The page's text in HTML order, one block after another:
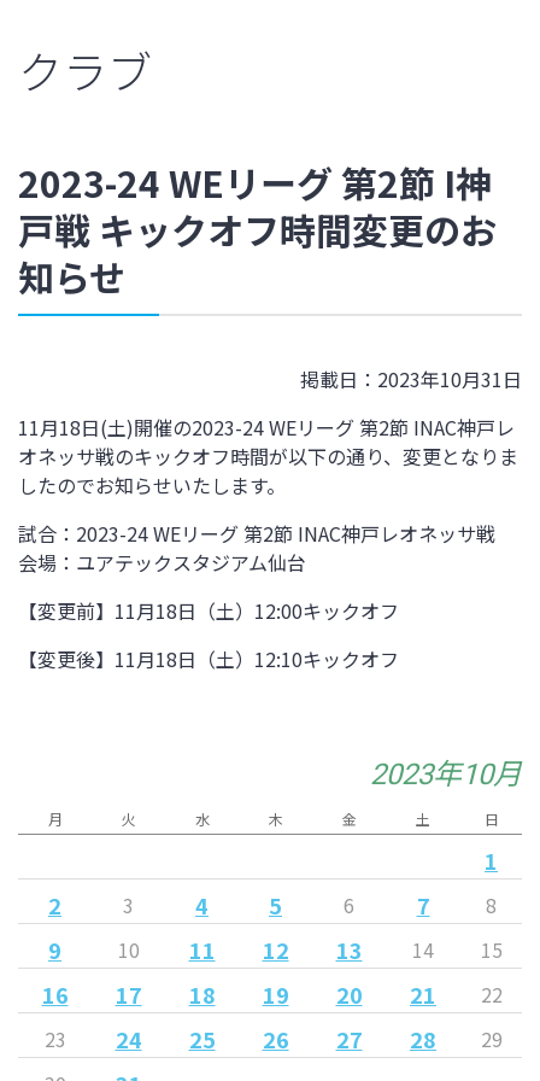
クラブ
2023-24 WEリーグ 第2節 I神
戸戦 キックオフ時間変更のお
知らせ
掲載日：2023年10月31日
11月18日(土)開催の2023-24 WEリーグ 第2節 INAC神戸レ
オネッサ戦のキックオフ時間が以下の通り、変更となりま
したのでお知らせいたします。
試合：2023-24 WEリーグ 第2節 INAC神戸レオネッサ戦
会場：ユアテックスタジアム仙台
【変更前】11月18日（土）12:00キックオフ
【変更後】11月18日（土）12:10キックオフ
2023年10月
月 火 水 木 金 土 日
1
2
3 4 5 6 7 8
9 10 11 12 13 14 15
16 17 18 19 20 21
22
23
24 25 26 27 28
29